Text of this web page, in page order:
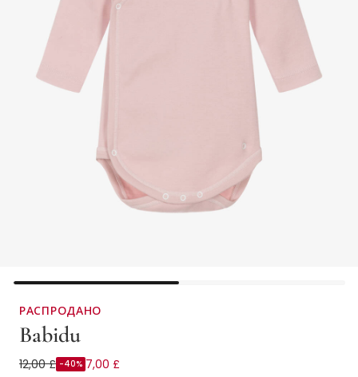
РАСПРОДАНО
Babidu
Розовое хлопковое боди для малышек
12,00 £ -40% 7,00 £